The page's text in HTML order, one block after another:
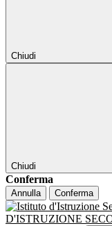
Chiudi
Chiudi
Conferma
Annulla Conferma
D'ISTRUZIONE